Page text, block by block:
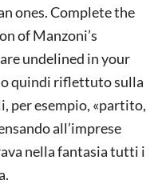
ones. Complete the
of Manzoni’s
undelined in your
quindi riflettuto sulla
per esempio, «partito,
all’imprese
nella fantasia tutti i